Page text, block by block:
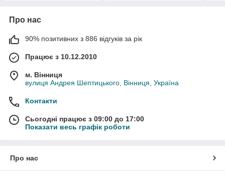
Про нас
90% позитивних з 886 відгуків за рік
Працює з 10.12.2010
м. Вінниця
вулиця Андрея Шептицького, Вінниця, Україна
Контакти
Сьогодні працює з 09:00 до 17:00
Показати весь графік роботи
Про нас